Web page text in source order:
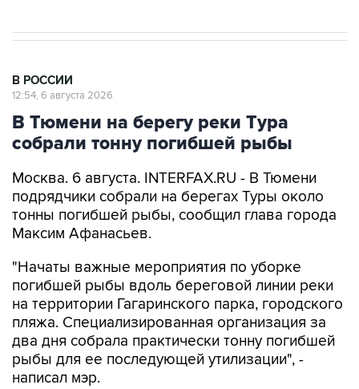
В РОССИИ
12:54, 6 августа 2026
В Тюмени на берегу реки Тура
собрали тонну погибшей рыбы
Москва. 6 августа. INTERFAX.RU - В Тюмени
подрядчики собрали на берегах Туры около
тонны погибшей рыбы, сообщил глава города
Максим Афанасьев.
"Начаты важные мероприятия по уборке
погибшей рыбы вдоль береговой линии реки
на территории Гагаринского парка, городского
пляжа. Специализированная организация за
два дня собрала практически тонну погибшей
рыбы для ее последующей утилизации", -
написал мэр.